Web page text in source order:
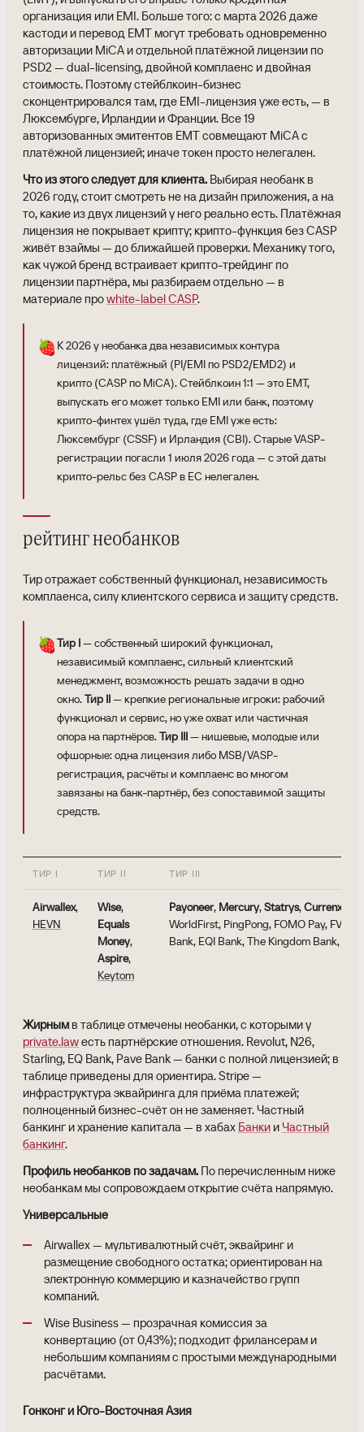
организация или EMI. Больше того: с марта 2026 даже
кастоди и перевод EMT могут требовать одновременно
авторизации MiCA и отдельной платёжной лицензии по
PSD2 — dual-licensing, двойной комплаенс и двойная
стоимость. Поэтому стейблкоин-бизнес
сконцентрировался там, где EMI-лицензия уже есть, — в
Люксембурге, Ирландии и Франции. Все 19
авторизованных эмитентов EMT совмещают MiCA с
платёжной лицензией; иначе токен просто нелегален.
Что из этого следует для клиента. Выбирая необанк в
2026 году, стоит смотреть не на дизайн приложения, а на
то, какие из двух лицензий у него реально есть. Платёжная
лицензия не покрывает крипту; крипто-функция без CASP
живёт взаймы — до ближайшей проверки. Механику того,
как чужой бренд встраивает крипто-трейдинг по
лицензии партнёра, мы разбираем отдельно — в
материале проwhite-label CASP.
🍓К 2026 у необанка два независимых контура
лицензий: платёжный (PI/EMI по PSD2/EMD2) и
крипто (CASP по MiCA). Стейблкоин 1:1 — это EMT,
выпускать его может только EMI или банк, поэтому
крипто-финтех ушёл туда, где EMI уже есть:
Люксембург (CSSF) и Ирландия (CBI). Старые VASP-
регистрации погасли 1 июля 2026 года — с этой даты
крипто-рельс без CASP в ЕС нелегален.
рейтинг необанков
Тир отражает собственный функционал, независимость
комплаенса, силу клиентского сервиса и защиту средств.
🍓Тир I— собственный широкий функционал,
независимый комплаенс, сильный клиентский
менеджмент, возможность решать задачи в одно
окно.Тир II— крепкие региональные игроки: рабочий
функционал и сервис, но уже охват или частичная
опора на партнёров.Тир III— нишевые, молодые или
офшорные: одна лицензия либо MSB/VASP-
регистрация, расчёты и комплаенс во многом
завязаны на банк-партнёр, без сопоставимой защиты
средств.
ТИР I ТИР II ТИР III
Airwallex,
HEVN
Wise,
Equals
Money,
Aspire,
Keytom
Payoneer, Mercury,Statrys,Currenxie
WorldFirst, PingPong, FOMO Pay, FV
Bank, EQI Bank, The Kingdom Bank,
Жирным в таблице отмечены необанки, с которыми у
private.lawесть партнёрские отношения. Revolut, N26,
Starling, EQ Bank, Pave Bank — банки с полной лицензией; в
таблице приведены для ориентира. Stripe —
инфраструктура эквайринга для приёма платежей;
полноценный бизнес-счёт он не заменяет. Частный
банкинг и хранение капитала — в хабах Банки иЧастный
банкинг.
Профиль необанков по задачам. По перечисленным ниже
необанкам мы сопровождаем открытие счёта напрямую.
Универсальные
Airwallex — мультивалютный счёт, эквайринг и
размещение свободного остатка; ориентирован на
электронную коммерцию и казначейство групп
компаний.
Wise Business — прозрачная комиссия за
конвертацию (от 0,43%); подходит фрилансерам и
небольшим компаниям с простыми международными
расчётами.
Гонконг и Юго-Восточная Азия